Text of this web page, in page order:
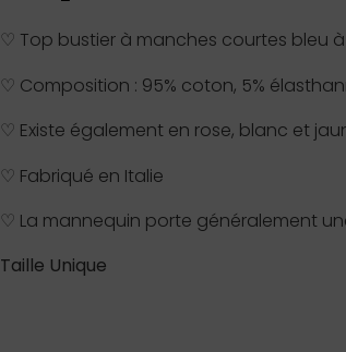
♡ Top bustier à manches courtes bleu
♡ Composition : 95% coton, 5%
♡ Existe également en rose, blanc et
♡ Fabriqué en Italie
♡ La mannequin porte généralement
Taille Unique